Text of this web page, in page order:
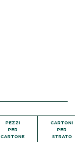
PEZZI
PER
CARTONE
CARTONI
PER
STRATO